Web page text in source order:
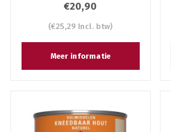
€20,90
(€25,29 Incl. btw)
Meer informatie